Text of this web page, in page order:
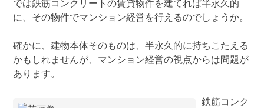
では鉄筋コンクリートの賃貸物件を建てれば半永久的
に、その物件でマンション経営を行えるのでしょうか。
確かに、建物本体そのものは、半永久的に持ちこたえる
かもしれませんが、マンション経営の視点からは問題が
あります。
鉄筋コンク